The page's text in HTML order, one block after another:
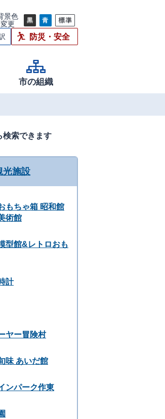
景色
変更
防災・安全
市の組織
検索できます
光施設
もちゃ箱 昭和館
術館
型館&レトロおも
計
ヤー冒険村
味 あいだ館
ンパーク作東